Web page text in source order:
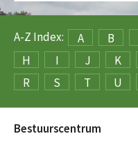
A-Z Index: A B
H
I J K
R
S T U
Bestuurscentrum